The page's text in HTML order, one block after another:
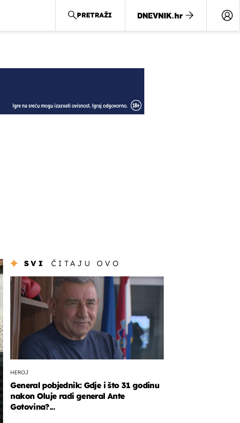
PRETRAŽI
SVI ČITAJU OVO
HEROJ
General pobjednik: Gdje i što 31 godinu
nakon Oluje radi general Ante
Gotovina?...